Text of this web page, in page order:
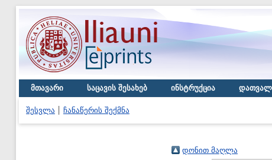
მთავარი საცავის შესახებ ინსტრუქცია
შესვლა ჩანაწერის შექმნა
დონით მაღლა